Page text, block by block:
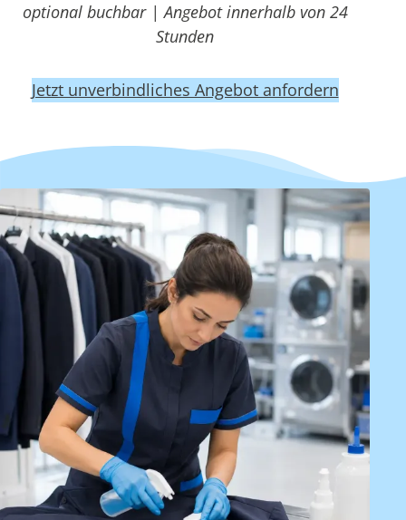
optional buchbar | Angebot innerhalb von 24
Stunden
Jetzt unverbindliches Angebot anfordern